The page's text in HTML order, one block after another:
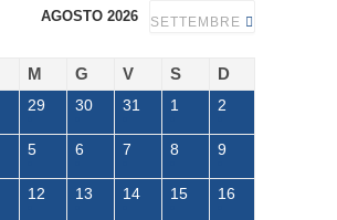
AGOSTO 2026 SETTEMBRE
M G V S D
29 30 31 1 2
5 6 7 8 9
12 13 14 15 16